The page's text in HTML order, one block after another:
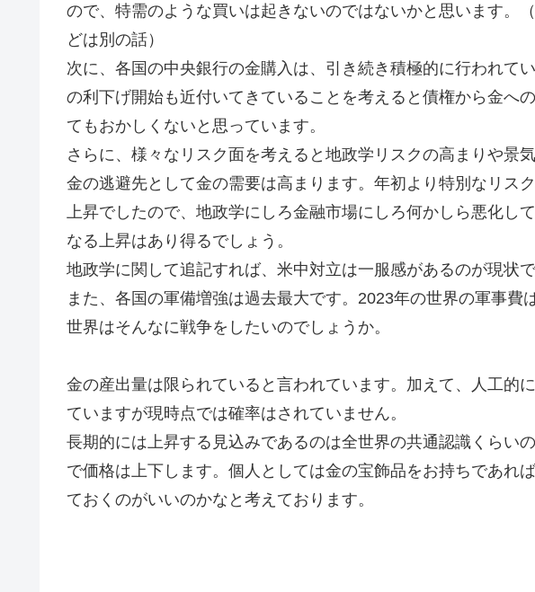
ので、特需のような買いは起きないのではないかと思います。
どは別の話）
次に、各国の中央銀行の金購入は、引き続き積極的に行われて
の利下げ開始も近付いてきていることを考えると債権から金へ
てもおかしくないと思っています。
さらに、様々なリスク面を考えると地政学リスクの高まりや景
金の逃避先として金の需要は高まります。年初より特別なリス
上昇でしたので、地政学にしろ金融市場にしろ何かしら悪化し
なる上昇はあり得るでしょう。
地政学に関して追記すれば、米中対立は一服感があるのが現状
また、各国の軍備増強は過去最大です。2023年の世界の軍事費
世界はそんなに戦争をしたいのでしょうか。
金の産出量は限られていると言われています。加えて、人工的
ていますが現時点では確率はされていません。
長期的には上昇する見込みであるのは全世界の共通認識くらい
で価格は上下します。個人としては金の宝飾品をお持ちであれ
ておくのがいいのかなと考えております。